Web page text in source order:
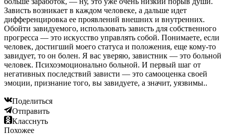
Зависть возникает в каждом человеке, а дальше идет
дифференцировка ее проявлений внешних и внутренних.
Обойти завидуемого, использовать зависть для собственного
прогресса — это искусство управлять собой. Понимаете, если
человек, достигший моего статуса и положения, еще кому-то
завидует, то он болен. Я вас уверяю, завистник — это больной
человек. Психоэмоционально больной. И первый шаг от
негативных последствий зависти — это самооценка своей
эмоции, признание того, вы завидуете, а значит, уязвимы..
Поделиться
Отправить
Класснуть
Похожее